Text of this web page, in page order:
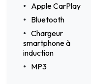
Apple CarPlay
Bluetooth
Chargeur
smartphone à
induction
MP3